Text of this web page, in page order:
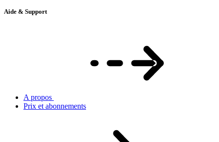
Aide & Support
A propos
Prix et abonnements